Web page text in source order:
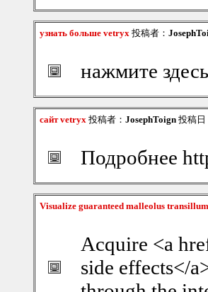
узнать больше vetryx 投稿者：
нажмите
сайт vetryx 投稿者： JosephToign 投稿日
Подробнее
Visualize guaranteed malleolus
Acquire <a
side effects</